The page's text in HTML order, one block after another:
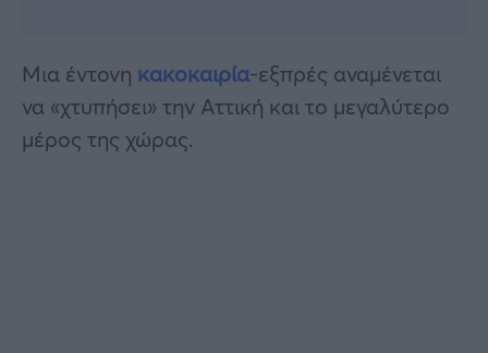
Μια έντονη κακοκαιρία-εξπρές αναμένεται
να «χτυπήσει» την Αττική και το μεγαλύτερο
μέρος της χώρας.